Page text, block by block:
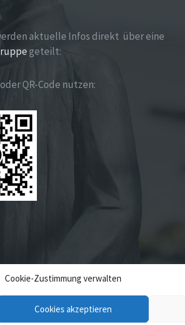
Cookie-Zustimmung verwalten
Cookies akzeptieren
aktuelle Infos direkt über eine
geteilt:
QR-Code nutzen: